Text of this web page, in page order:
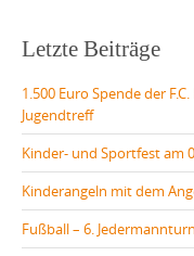
Letzte Beiträge
1.500 Euro Spende der
Jugendtreff
Kinder- und Sportfest am
Kinderangeln mit dem
Fußball – 6.